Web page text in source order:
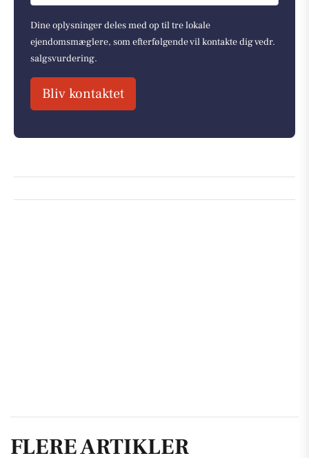
Dine oplysninger deles med op til tre lokale
ejendomsmæglere, som efterfølgende vil kontakte dig vedr.
salgsvurdering.
Bliv kontaktet
FLERE ARTIKLER